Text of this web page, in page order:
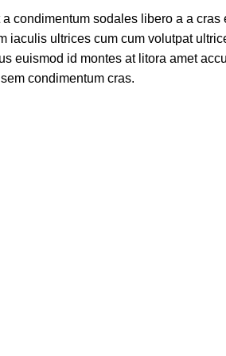
condimentum sodales libero a a
iaculis ultrices cum cum volutpat
euismod id montes at litora amet
condimentum cras.